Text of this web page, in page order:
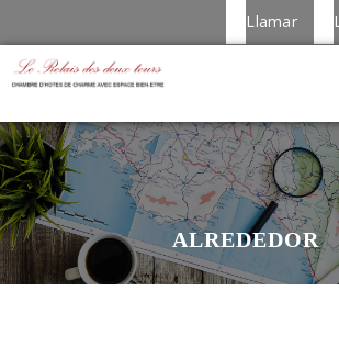
Llamar
ALREDEDOR